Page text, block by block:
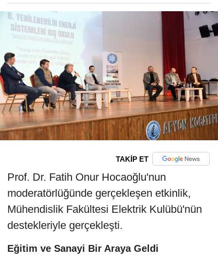
TAKİP ET
Prof. Dr. Fatih Onur Hocaoğlu'nun
moderatörlüğünde gerçekleşen etkinlik,
Mühendislik Fakültesi Elektrik Kulübü'nün
destekleriyle gerçekleşti.
Eğitim ve Sanayi Bir Araya Geldi